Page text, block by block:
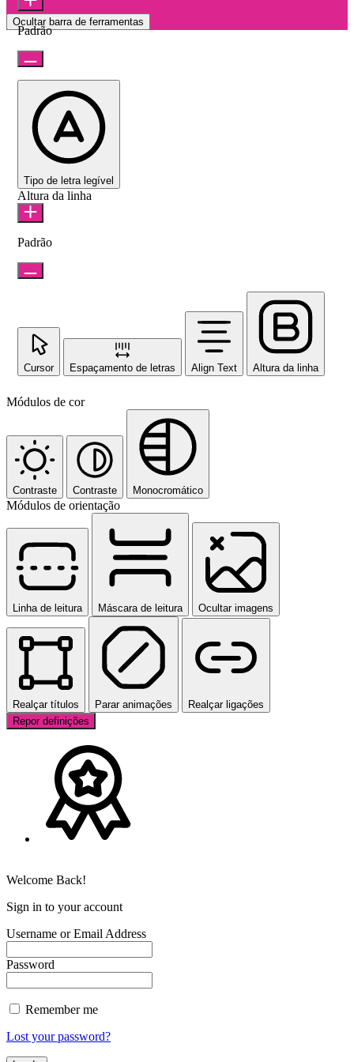
Ocultar barra de ferramentas
Padrão
Tipo de letra legível
Altura da linha
Padrão
Cursor Espaçamento de letras Align Text Altura da linha
Módulos de cor
Contraste Contraste Monocromático
Módulos de orientação
Linha de leitura Máscara de leitura Ocultar imagens
Realçar títulos Parar animações
Realçar ligações
Repor definições
Welcome Back!
Sign in to your account
Username or Email Address
Password
Remember me
Lost your password?